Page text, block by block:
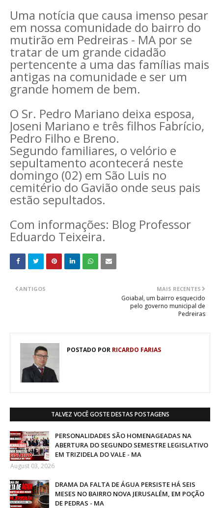
Uma notícia que causa imenso pesar
em nossa comunidade do bairro do
mutirão em Pedreiras - MA por se
tratar de um grande cidadão
pertencente a uma das famílias mais
antigas na comunidade e ser um
grande homem de bem.
O Sr. Pedro Mariano deixa esposa,
Joseni Mariano e três filhos Fabrício,
Pedro Filho e Breno.
Segundo familiares, o velório e
sepultamento acontecerá neste
domingo (02) em São Luis no
cemitério do Gavião onde seus pais
estão sepultados.
Com informações: Blog Professor
Eduardo Teixeira.
MAIS RECENTES
Goiabal, um bairro esquecido
pelo governo municipal de
Pedreiras
ANTIGOS
POSTADO POR RICARDO FARIAS
TALVEZ VOCÊ GOSTE DESTAS POSTAGENS
PERSONALIDADES SÃO HOMENAGEADAS NA
ABERTURA DO SEGUNDO SEMESTRE LEGISLATIVO
EM TRIZIDELA DO VALE - MA
August 03, 2026
DRAMA DA FALTA DE ÁGUA PERSISTE HÁ SEIS
MESES NO BAIRRO NOVA JERUSALÉM, EM POÇÃO
DE PEDRAS - MA